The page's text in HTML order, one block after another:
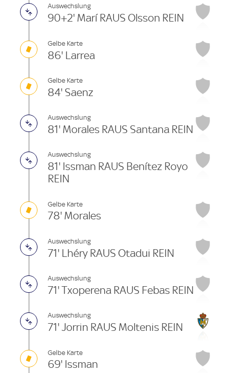
Auswechslung
90+2' Marí RAUS Olsson REIN
Gelbe Karte
86' Larrea
Gelbe Karte
84' Saenz
Auswechslung
81' Morales RAUS Santana REIN
Auswechslung
81' Issman RAUS Benítez Royo
REIN
Gelbe Karte
78' Morales
Auswechslung
71' Lhéry RAUS Otadui REIN
Auswechslung
71' Txoperena RAUS Febas REIN
Auswechslung
71' Jorrin RAUS Moltenis REIN
Gelbe Karte
69' Issman